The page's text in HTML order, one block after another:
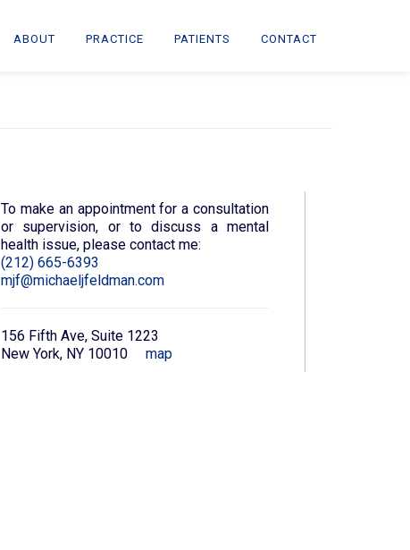
ABOUT PRACTICE PATIENTS CONTACT
To make an appointment for a consultation
or supervision, or to discuss a mental
health issue, please contact me:
(212) 665-6393
mjf@michaeljfeldman.com
156 Fifth Ave, Suite 1223
New York, NY 10010‎map